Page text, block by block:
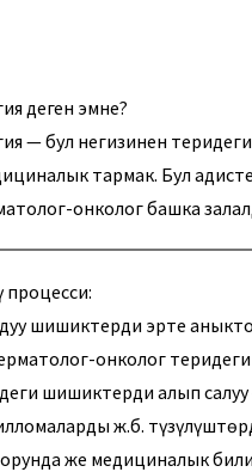
деген эмне?
— бул негизинен
тармак. Бул
онколог башка
процесси:
шишиктерди эрте
онколог
шишиктерди алып
ж.б.
же медициналык